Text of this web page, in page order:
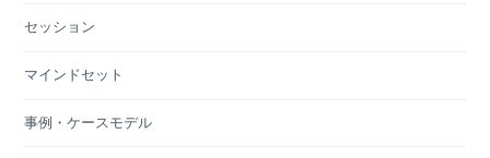
セッション
マインドセット
事例・ケースモデル